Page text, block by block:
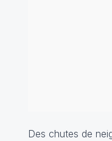
Des chutes de